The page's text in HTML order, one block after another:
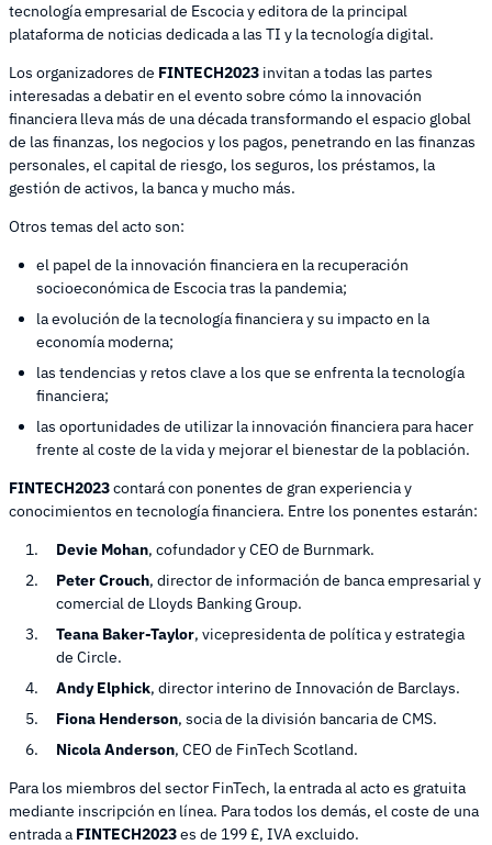
tecnología empresarial de Escocia y editora de la principal
plataforma de noticias dedicada a las TI y la tecnología digital.
Los organizadores de FINTECH2023 invitan a todas las partes
interesadas a debatir en el evento sobre cómo la innovación
financiera lleva más de una década transformando el espacio global
de las finanzas, los negocios y los pagos, penetrando en las finanzas
personales, el capital de riesgo, los seguros, los préstamos, la
gestión de activos, la banca y mucho más.
Otros temas del acto son:
el papel de la innovación financiera en la recuperación
socioeconómica de Escocia tras la pandemia;
la evolución de la tecnología financiera y su impacto en la
economía moderna;
las tendencias y retos clave a los que se enfrenta la tecnología
financiera;
las oportunidades de utilizar la innovación financiera para hacer
frente al coste de la vida y mejorar el bienestar de la población.
FINTECH2023contará con ponentes de gran experiencia y
conocimientos en tecnología financiera. Entre los ponentes estarán:
Devie Mohan, cofundador y CEO de Burnmark.
Peter Crouch, director de información de banca empresarial y
comercial de Lloyds Banking Group.
Teana Baker-Taylor, vicepresidenta de política y estrategia
de Circle.
Andy Elphick, director interino de Innovación de Barclays.
Fiona Henderson, socia de la división bancaria de CMS.
Nicola Anderson, CEO de FinTech Scotland.
Para los miembros del sector FinTech, la entrada al acto es gratuita
mediante inscripción en línea. Para todos los demás, el coste de una
entrada a FINTECH2023es de 199 £, IVA excluido.